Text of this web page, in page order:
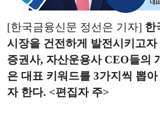
[한국금융신문 정선은 기자] 한
시장을 건전하게 발전시키고
증권사, 자산운용사 CEO들의
은 대표 키워드를 3가지씩 뽑
자 한다. <편집자 주>